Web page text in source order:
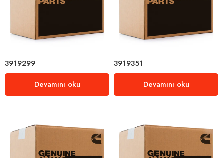
3919299
Devamını oku
3919351
Devamını oku